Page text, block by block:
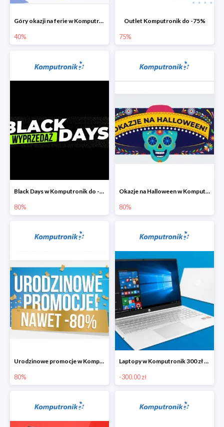
Góry okazji na ferie w Komputronik do -40%
40%
Outlet Komputronik do -75%
75%
Black Days w Komputronik do -80%
80%
Okazje na Halloween w Komputronik do -80%
80%
Urodzinowe promocje w Komputronik do -80%
80%
Laptopy w Komputronik 300 zł taniej
-300.00 zł